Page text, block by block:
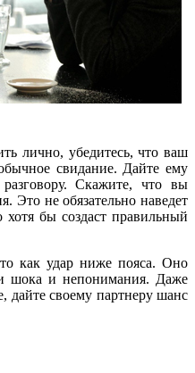
лично, убедитесь, что ваш
свидание. Дайте ему
Скажите, что вы
Это не обязательно наведет
бы создаст правильный
как удар ниже пояса. Оно
шока и непонимания. Даже
дайте своему партнеру шанс